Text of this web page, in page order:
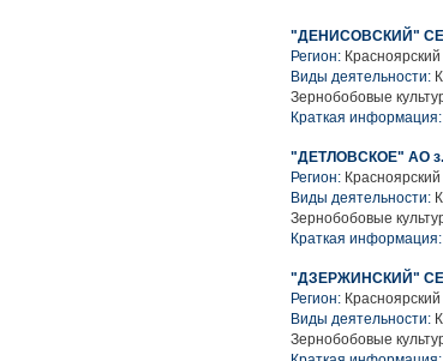
"ДЕНИСОВСКИЙ"
Регион: Красноярский
Виды деятельности:
Зернобобовые
Краткая информация:
"ДЕТЛОВСКОЕ" АО
Регион: Красноярский
Виды деятельности:
Зернобобовые
Краткая информация:
"ДЗЕРЖИНСКИЙ"
Регион: Красноярский
Виды деятельности:
Зернобобовые